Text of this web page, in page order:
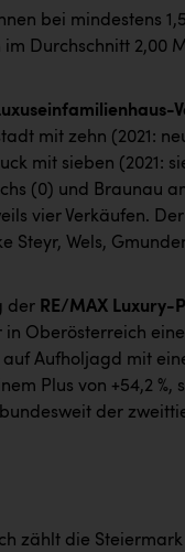
bei mindestens
im Durchschnitt 2,00
mit zehn (2021:
mit sieben (2021:
(0) und Braunau
vier Verkäufen.
Steyr, Wels,
der RE/MAX Luxury-
in Oberösterreich
auf Aufholjagd mit
Plus von +54,2 %,
bundesweit der
zählt die